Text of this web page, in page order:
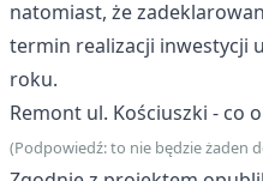
natomiast, że
termin realizacji inwestycji
roku.
Remont ul. Kościuszki - co
(Podpowiedź: to nie będzie żaden